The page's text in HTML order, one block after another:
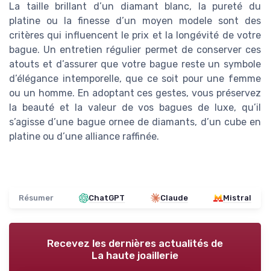
La taille brillant d’un diamant blanc, la pureté du
platine ou la finesse d’un moyen modele sont des
critères qui influencent le prix et la longévité de votre
bague. Un entretien régulier permet de conserver ces
atouts et d’assurer que votre bague reste un symbole
d’élégance intemporelle, que ce soit pour une femme
ou un homme. En adoptant ces gestes, vous préservez
la beauté et la valeur de vos bagues de luxe, qu’il
s’agisse d’une bague ornee de diamants, d’un cube en
platine ou d’une alliance raffinée.
Résumer ChatGPT Claude Mistral
Recevez les dernières actualités de
La haute joaillerie